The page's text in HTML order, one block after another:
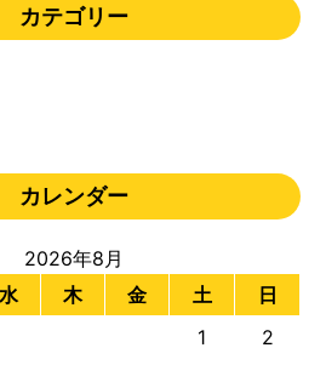
カテゴリー
カレンダー
2026年8月
水 木 金 土 日
1
2